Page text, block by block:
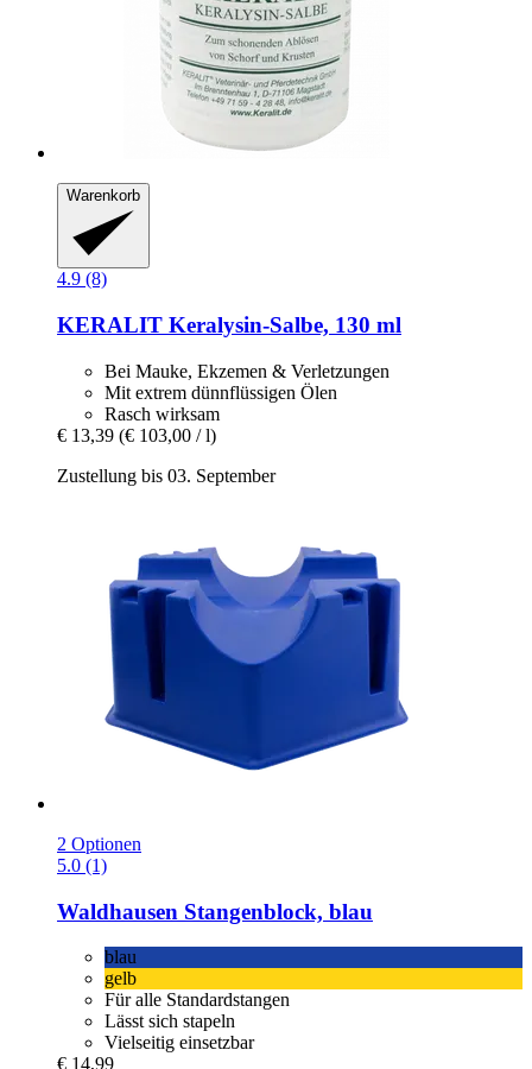
Warenkorb
4.9 (8)
KERALIT Keralysin-​Salbe, 130 ml
Bei Mauke, Ekzemen & Verletzungen
Mit extrem dünnflüssigen Ölen
Rasch wirksam
€ 13,39 (€ 103,00 / l)
Zustellung bis 03. September
2 Optionen
5.0 (1)
Waldhausen Stangenblock, blau
blau
gelb
Für alle Standardstangen
Lässt sich stapeln
Vielseitig einsetzbar
€ 14,99